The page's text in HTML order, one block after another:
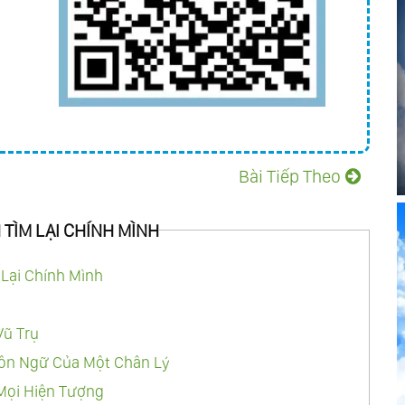
Tảng Vô Hình Của Vạn Hữu
Tự Nhiên
Thương
Bài Tiếp Theo
LẠI CHÍNH MÌNH
Chính Mình
Trụ
Ngữ Của Một Chân Lý
Hiện Tượng